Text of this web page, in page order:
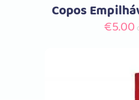
Copos
€5.00